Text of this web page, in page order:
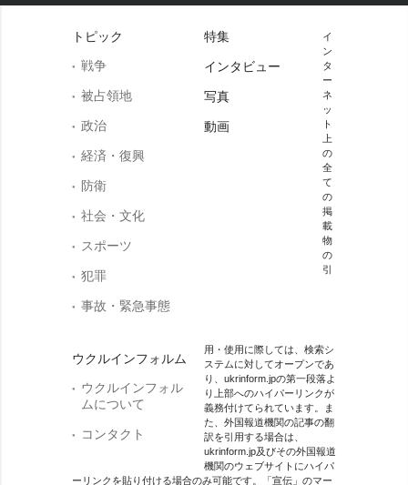
トピック
戦争
被占領地
政治
経済・復興
防衛
社会・文化
スポーツ
犯罪
事故・緊急事態
ウクルインフォルム
ウクルインフォル
ムについて
コンタクト
特集
インタビュー
写真
動画
イ
ン
タ
ー
ネ
ッ
ト
上
の
全
て
の
掲
載
物
の
引
用・使用に際しては、検索シ
ステムに対してオープンであ
り、ukrinform.jpの第一段落よ
り上部へのハイパーリンクが
義務付けてられています。ま
た、外国報道機関の記事の翻
訳を引用する場合は、
ukrinform.jp及びその外国報道
機関のウェブサイトにハイパ
ーリンクを貼り付ける場合のみ可能です。「宣伝」のマー